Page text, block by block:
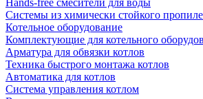
Hands-free смесители для воды
Системы из химически стойкого
Котельное оборудование
Комплектующие для котельного
Арматура для обвязки котлов
Техника быстрого монтажа котлов
Автоматика для котлов
Система управления котлом